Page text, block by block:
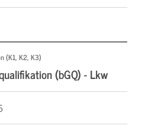
(K1, K2, K3)
(bGQ) - Lkw